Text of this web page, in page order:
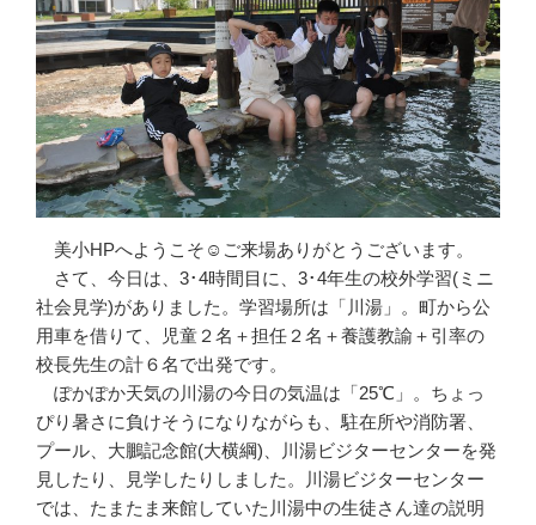
美小HPへようこそ☺ご来場ありがとうございます。
さて、今日は、3･4時間目に、3･4年生の校外学習(ミニ
社会見学)がありました。学習場所は「川湯」。町から公
用車を借りて、児童２名＋担任２名＋養護教諭＋引率の
校長先生の計６名で出発です。
ぽかぽか天気の川湯の今日の気温は「25℃」。ちょっ
ぴり暑さに負けそうになりながらも、駐在所や消防署、
プール、大鵬記念館(大横綱)、川湯ビジターセンターを発
見したり、見学したりしました。川湯ビジターセンター
では、たまたま来館していた川湯中の生徒さん達の説明